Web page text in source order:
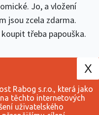
Jo, a vložení
jsou zcela zdarma.
třeba papouška.
Rabog s.r.o., která jako
těchto internetových
uživatelského
X